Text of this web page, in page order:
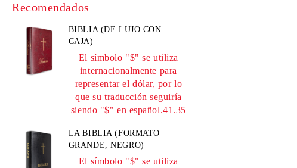
Recomendados
BIBLIA (DE LUJO CON
CAJA)
El símbolo "$" se utiliza
internacionalmente para
representar el dólar, por lo
que su traducción seguiría
siendo "$" en español.41.35
LA BIBLIA (FORMATO
GRANDE, NEGRO)
El símbolo "$" se utiliza